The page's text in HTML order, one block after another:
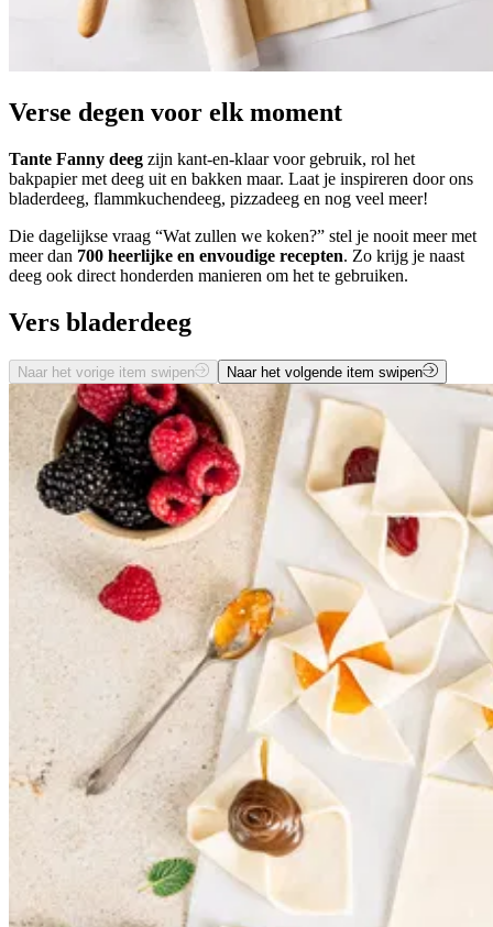
Verse degen voor elk moment
Tante Fanny deeg zijn kant-en-klaar voor gebruik, rol het
bakpapier met deeg uit en bakken maar. Laat je inspireren door ons
bladerdeeg, flammkuchendeeg, pizzadeeg en nog veel meer!
Die dagelijkse vraag “Wat zullen we koken?” stel je nooit meer met
meer dan 700 heerlijke en envoudige recepten. Zo krijg je naast
deeg ook direct honderden manieren om het te gebruiken.
Vers bladerdeeg
Naar het vorige item swipen Naar het volgende item swipen